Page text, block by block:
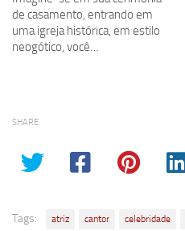
de casamento, entrando em
uma igreja histórica, em estilo
neogótico, você…
SHARE
Tags: atriz cantor celebridade